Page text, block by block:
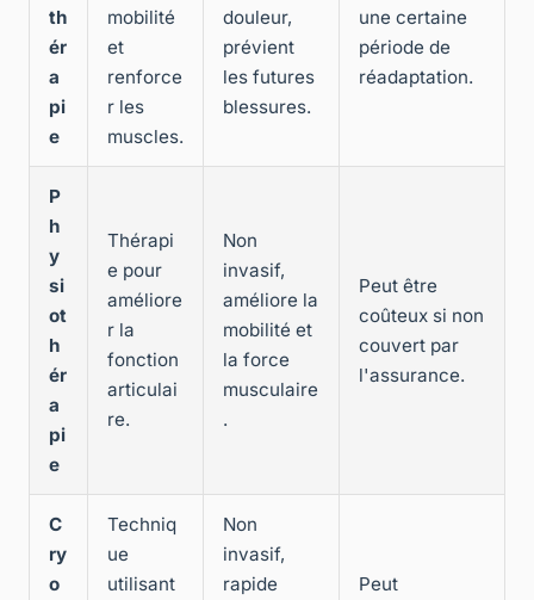
th
ér
a
pi
e
mobilité
et
renforce
r les
muscles.
douleur,
prévient
les futures
blessures.
une certaine
période de
réadaptation.
P
h
y
si
ot
h
ér
a
pi
e
Thérapi
e pour
améliore
r la
fonction
articulai
re.
Non
invasif,
améliore la
mobilité et
la force
musculaire
.
Peut être
coûteux si non
couvert par
l'assurance.
C
ry
o
Techniq
ue
utilisant
Non
invasif,
rapide
Peut